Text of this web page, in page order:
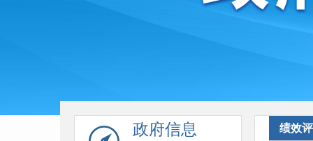
政府信息
绩效